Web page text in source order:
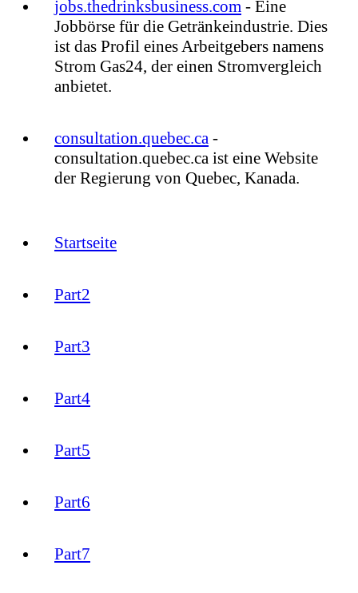
jobs.thedrinksbusiness.com - Eine
Jobbörse für die Getränkeindustrie. Dies
ist das Profil eines Arbeitgebers namens
Strom Gas24, der einen Stromvergleich
anbietet.
consultation.quebec.ca -
consultation.quebec.ca ist eine Website
der Regierung von Quebec, Kanada.
Startseite
Part2
Part3
Part4
Part5
Part6
Part7